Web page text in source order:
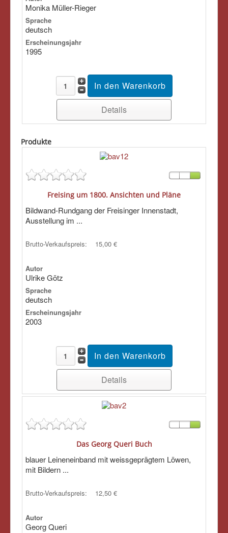
Monika Müller-Rieger
Sprache
deutsch
Erscheinungsjahr
1995
Details
Produkte
Freising um 1800. Ansichten und Pläne
Bildwand-Rundgang der Freisinger Innenstadt,
Ausstellung im ...
Brutto-Verkaufspreis: 15,00 €
Autor
Ulrike Götz
Sprache
deutsch
Erscheinungsjahr
2003
Details
Das Georg Queri Buch
blauer Leineneinband mit weissgeprägtem Löwen,
mit Bildern ...
Brutto-Verkaufspreis: 12,50 €
Autor
Georg Queri